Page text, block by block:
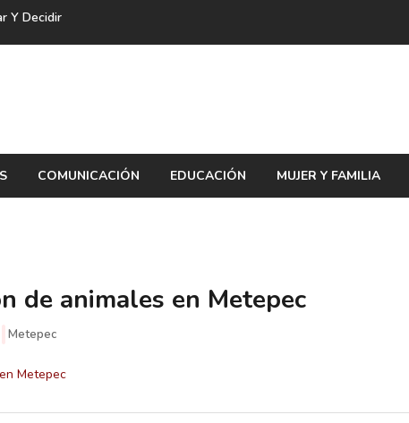
Y Decidir
COMUNICACIÓN EDUCACIÓN MUJER Y FAMILIA
de animales en Metepec
Metepec